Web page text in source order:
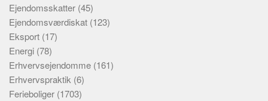
Ejendomsskatter (45)
Ejendomsværdiskat (123)
Eksport (17)
Energi (78)
Erhvervsejendomme (161)
Erhvervspraktik (6)
Ferieboliger (1703)